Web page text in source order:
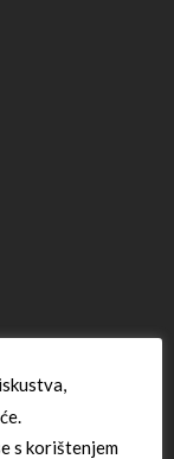
s korištenjem